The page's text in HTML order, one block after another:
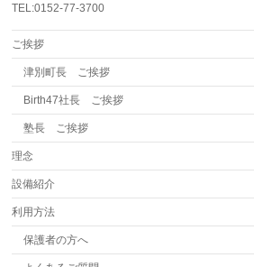
TEL:0152-77-3700
ご挨拶
津別町長 ご挨拶
Birth47社長 ご挨拶
塾長 ご挨拶
理念
設備紹介
利用方法
保護者の方へ